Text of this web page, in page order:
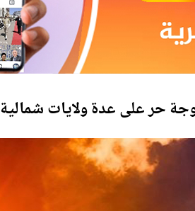
حر على عدة ولايات شمالية